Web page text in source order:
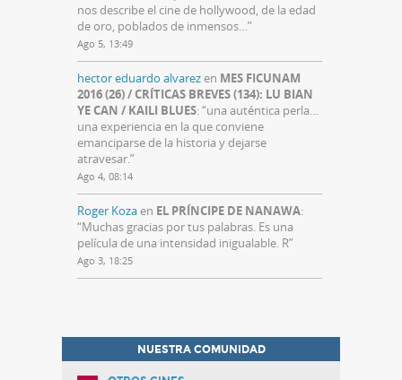
nos describe el cine de hollywood, de la edad
de oro, poblados de inmensos…”
Ago 5, 13:49
hector eduardo alvarezen MES FICUNAM
2016 (26) / CRÍTICAS BREVES (134): LU BIAN
YE CAN / KAILI BLUES: “una auténtica perla…
una experiencia en la que conviene
emanciparse de la historia y dejarse
atravesar.”
Ago 4, 08:14
Roger Kozaen EL PRÍNCIPE DE NANAWA:
“Muchas gracias por tus palabras. Es una
película de una intensidad inigualable. R”
Ago 3, 18:25
NUESTRA COMUNIDAD